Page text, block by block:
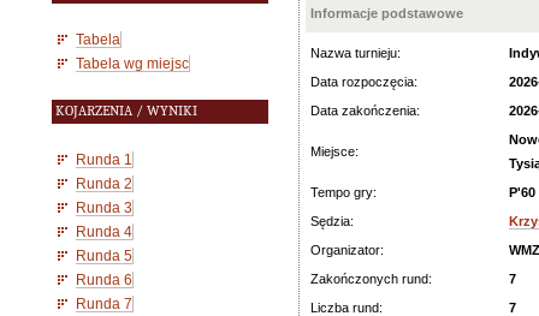
Tabela
Tabela wg miejsc
KOJARZENIA / WYNIKI
Runda 1
Runda 2
Runda 3
Runda 4
Runda 5
Runda 6
Runda 7
Informacje podstawowe
Nazwa turnieju:
Data rozpoczęcia:
Data zakończenia:
Miejsce:
Tempo gry:
P'60
Sędzia:
Organizator:
Zakończonych rund:
7
Liczba rund:
7